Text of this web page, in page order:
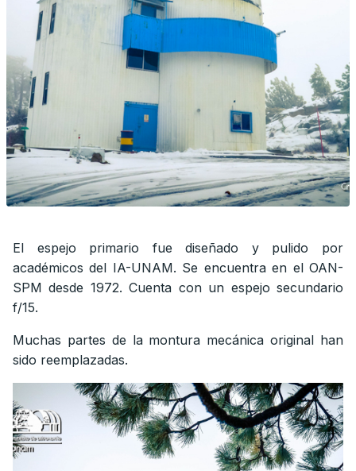
El espejo primario fue diseñado y pulido por
académicos del IA-UNAM. Se encuentra en el OAN-
SPM desde 1972. Cuenta con un espejo secundario
f/15.
Muchas partes de la montura mecánica original han
sido reemplazadas.